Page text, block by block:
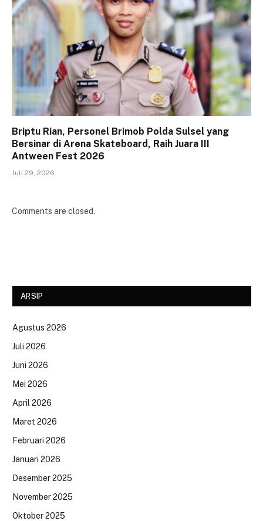
Briptu Rian, Personel Brimob Polda Sulsel yang
Bersinar di Arena Skateboard, Raih Juara III
Antween Fest 2026
Juli 29, 2026
Comments are closed.
ARSIP
Agustus 2026
Juli 2026
Juni 2026
Mei 2026
April 2026
Maret 2026
Februari 2026
Januari 2026
Desember 2025
November 2025
Oktober 2025